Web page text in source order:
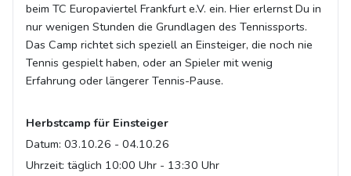
beim TC Europaviertel Frankfurt e.V. ein. Hier erlernst Du in
nur wenigen Stunden die Grundlagen des Tennissports.
Das Camp richtet sich speziell an Einsteiger, die noch nie
Tennis gespielt haben, oder an Spieler mit wenig
Erfahrung oder längerer Tennis-Pause.
Herbstcamp für Einsteiger
Datum: 03.10.26 - 04.10.26
Uhrzeit: täglich 10:00 Uhr - 13:30 Uhr